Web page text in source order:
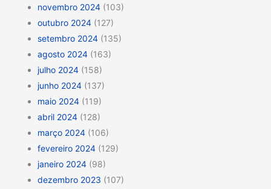
novembro 2024 (103)
outubro 2024 (127)
setembro 2024 (135)
agosto 2024 (163)
julho 2024 (158)
junho 2024 (137)
maio 2024 (119)
abril 2024 (128)
março 2024 (106)
fevereiro 2024 (129)
janeiro 2024 (98)
dezembro 2023 (107)